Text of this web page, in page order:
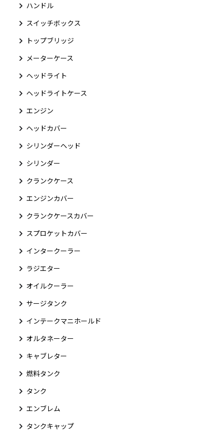
ハンドル
スイッチボックス
トップブリッジ
メーターケース
ヘッドライト
ヘッドライトケース
エンジン
ヘッドカバー
シリンダーヘッド
シリンダー
クランクケース
エンジンカバー
クランクケースカバー
スプロケットカバー
インタークーラー
ラジエター
オイルクーラー
サージタンク
インテークマニホールド
オルタネーター
キャブレター
燃料タンク
タンク
エンブレム
タンクキャップ